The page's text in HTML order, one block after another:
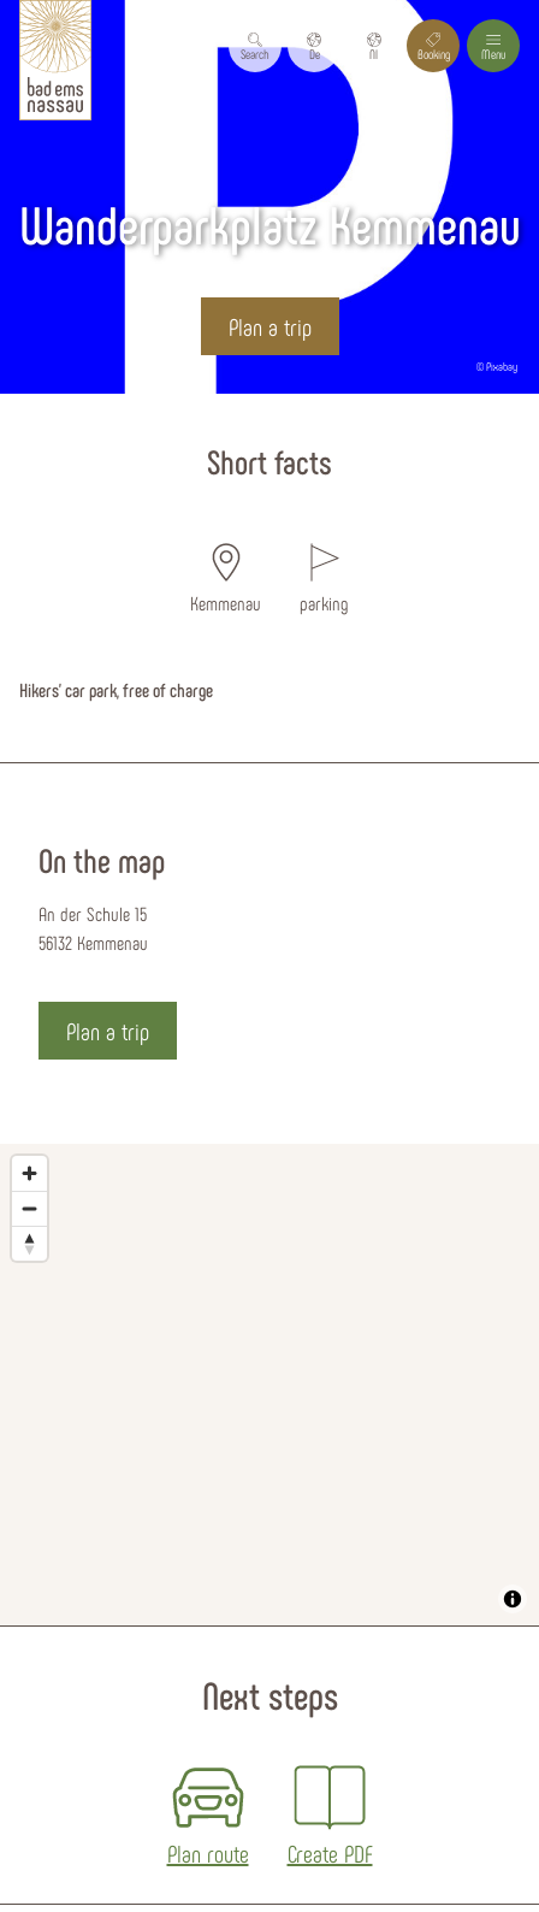
Search De Nl Booking Menu
© Pixabay
Wanderparkplatz Kemmenau
Plan a trip
Short facts
Kemmenau parking
Hikers' car park, free of charge
On the map
An der Schule 15
56132 Kemmenau
Plan a trip
Next steps
Plan route Create PDF